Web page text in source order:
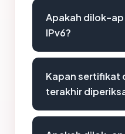
Apakah dilok-
IPv6?
Kapan sertifikat
terakhir